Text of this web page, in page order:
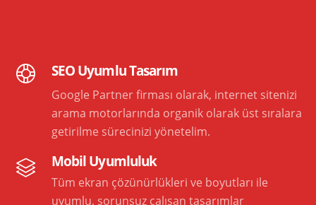
SEO Uyumlu Tasarım
Google Partner firması olarak, internet sitenizi
arama motorlarında organik olarak üst sıralara
getirilme sürecinizi yönetelim.
Mobil Uyumluluk
Tüm ekran çözünürlükleri ve boyutları ile
uyumlu, sorunsuz çalışan tasarımlar